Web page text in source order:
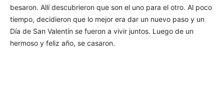
besaron. Allí descubrieron que son el uno para el otro. Al poco
tiempo, decidieron que lo mejor era dar un nuevo paso y un
Día de San Valentín se fueron a vivir juntos. Luego de un
hermoso y feliz año, se casaron.